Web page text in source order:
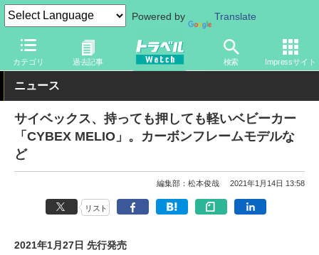
Powered by Translate
カテゴリ 過去記事 検索 Impressサイト
トラベル Watch 旅のアイテム その他
ニュース
サイベックス、持っても押しても軽いベビーカー
「CYBEX MELIO」。カーボンフレームモデルな
ど
編集部：松本俊哉 2021年1月14日 13:58
リスト
2021年1月27日 先行発売